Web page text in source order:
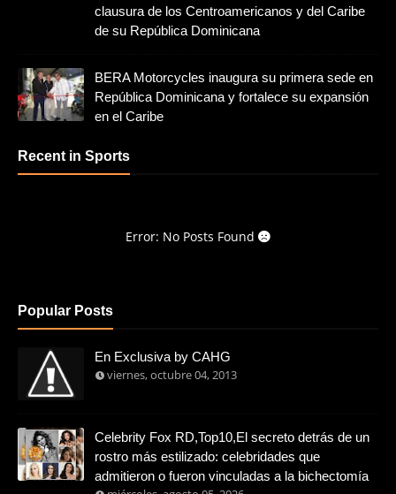
clausura de los Centroamericanos y del Caribe
de su República Dominicana
BERA Motorcycles inaugura su primera sede en
República Dominicana y fortalece su expansión
en el Caribe
Recent in Sports
Error: No Posts Found
Popular Posts
En Exclusiva by CAHG
viernes, octubre 04, 2013
Celebrity Fox RD,Top10,El secreto detrás de un
rostro más estilizado: celebridades que
admitieron o fueron vinculadas a la bichectomía